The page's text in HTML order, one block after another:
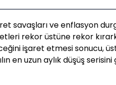
savaşları ve enflasyon
rekor üstüne rekor
işaret etmesi sonucu,
en uzun aylık düşüş